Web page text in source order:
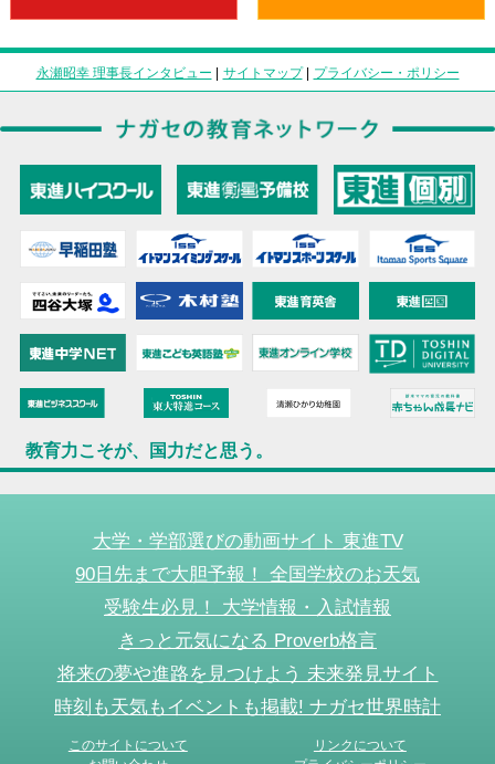
永瀬昭幸 理事長インタビュー | サイトマップ| プライバシー・ポリシー
教育力こそが、国力だと思う。
大学・学部選びの動画サイト 東進TV
90日先まで大胆予報！ 全国学校のお天気
受験生必見！ 大学情報・入試情報
きっと元気になる Proverb格言
将来の夢や進路を見つけよう 未来発見サイト
時刻も天気もイベントも掲載! ナガセ世界時計
このサイトについて
リンクについて